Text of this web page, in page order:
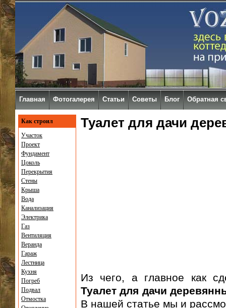
Туалет для дачи
Из чего, а главное как
Туалет для дачи
В нашей статье мы и
Как строил
Участок
Проект
Фундамент
Цоколь
Перекрытия
Стены
Крыша
Вода
Канализация
Электрика
Газ
Вентиляция
Веранда
Гараж
Лестница
Кухня
Погреб
Подвал
Отмостка
Главная Фотогалерея Статьи Советы Блог Обратная